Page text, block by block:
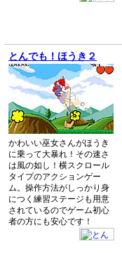
とんでも！ほうき２
かわいい巫女さんがほうき
に乗って大暴れ！その速さ
は風の如し！横スクロール
タイプのアクションゲー
ム。操作方法がしっかり身
につく練習ステージも用意
されているのでゲーム初心
者の方にも安心です！